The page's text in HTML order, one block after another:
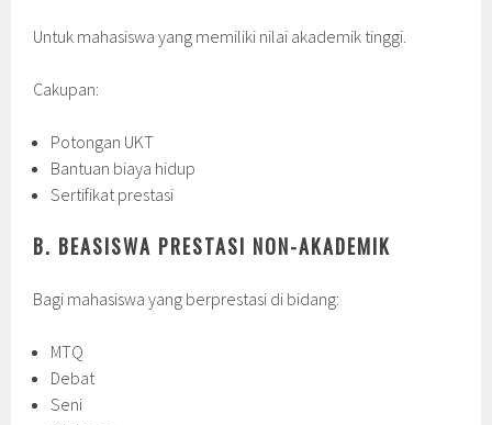
Untuk mahasiswa yang memiliki nilai akademik tinggi.
Cakupan:
Potongan UKT
Bantuan biaya hidup
Sertifikat prestasi
B. BEASISWA PRESTASI NON-AKADEMIK
Bagi mahasiswa yang berprestasi di bidang:
MTQ
Debat
Seni